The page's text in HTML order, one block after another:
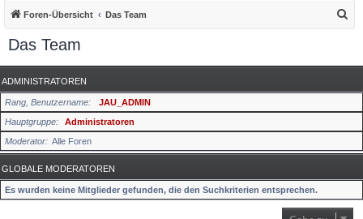
Foren-Übersicht Das Team
e
Das Team
ADMINISTRATOREN
Rang, Benutzername
JAU_ADMIN
Hauptgruppe
Administratoren
Moderator
Alle Foren
GLOBALE MODERATOREN
Es wurden keine Mitglieder gefunden, die den Suchkriterien entsprechen.